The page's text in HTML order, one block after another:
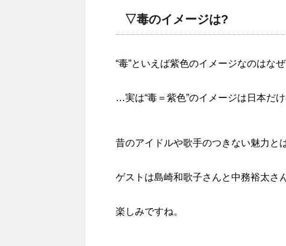
▽毒のイメージは?
“毒”といえば紫色のイメージなのはなぜ
…実は“毒＝紫色”のイメージは日本だ
昔のアイドルや歌手のつきない魅力と
ゲストは島崎和歌子さんと中務裕太さ
楽しみですね。